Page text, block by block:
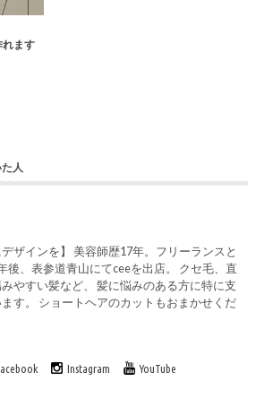
れます
人
デザインを】 美容師歴17年。フリーランスと
後、表参道青山にてceeを出店。 クセ毛、直
やすい髪など、 髪に悩みのある方に特に支
す。 ショートヘアのカットもおまかせくだ
Instagram YouTube